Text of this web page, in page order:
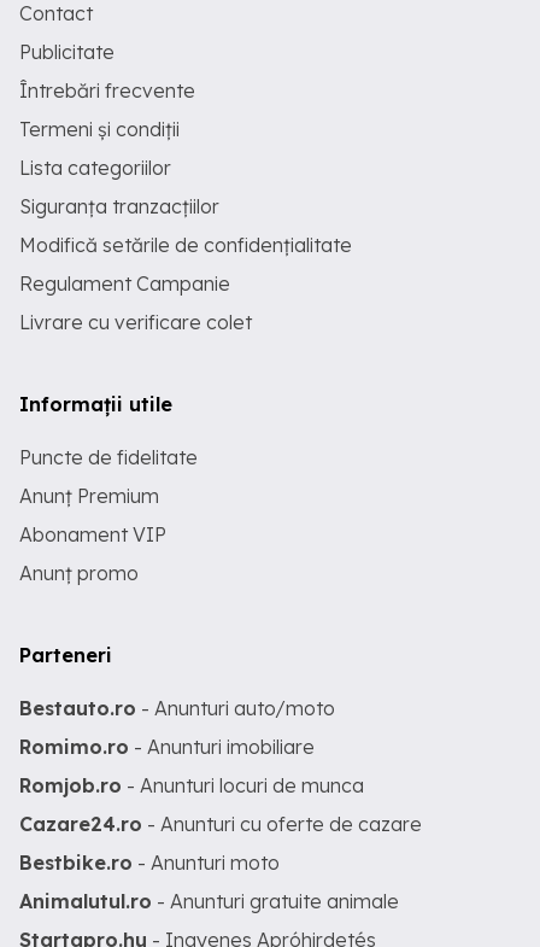
Contact
Publicitate
Întrebări frecvente
Termeni și condiții
Lista categoriilor
Siguranța tranzacțiilor
Modifică setările de confidențialitate
Regulament Campanie
Livrare cu verificare colet
Informații utile
Puncte de fidelitate
Anunț Premium
Abonament VIP
Anunț promo
Parteneri
Bestauto.ro - Anunturi auto/moto
Romimo.ro - Anunturi imobiliare
Romjob.ro - Anunturi locuri de munca
Cazare24.ro - Anunturi cu oferte de cazare
Bestbike.ro - Anunturi moto
Animalutul.ro - Anunturi gratuite animale
Startapro.hu - Ingyenes Apróhirdetés